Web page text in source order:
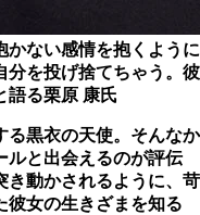
かない感情を抱くように
分を投げ捨てちゃう。彼
語る栗原 康氏
る黒衣の天使。そんなか
ルと出会えるのが評伝
き動かされるように、苛
彼女の生きざまを知る